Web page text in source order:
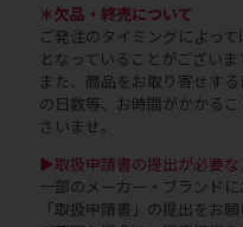
＊欠品・終売について
ご発注のタイミングによっ
となっていることがございま
また、商品をお取り寄せす
の日数等、お時間がかかる
さいませ。
▶取扱申請書の提出が必要
一部のメーカー・ブランド
「取扱申請書」の提出をお願